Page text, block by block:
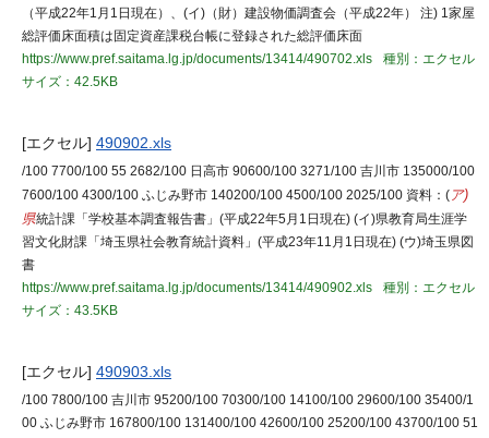
（平成22年1月1日現在）、(イ)（財）建設物価調査会（平成22年） 注) 1家屋
総評価床面積は固定資産課税台帳に登録された総評価床面
https://www.pref.saitama.lg.jp/documents/13414/490702.xls
種別：エクセル
サイズ：42.5KB
[エクセル] 490902.xls
/100 7700/100 55 2682/100 日高市 90600/100 3271/100 吉川市 135000/100
7600/100 4300/100 ふじみ野市 140200/100 4500/100 2025/100 資料：( ア)
県統計課「学校基本調査報告書」(平成22年5月1日現在) (イ)県教育局生涯学
習文化財課「埼玉県社会教育統計資料」(平成23年11月1日現在) (ウ)埼玉県図
書
https://www.pref.saitama.lg.jp/documents/13414/490902.xls
種別：エクセル
サイズ：43.5KB
[エクセル] 490903.xls
/100 7800/100 吉川市 95200/100 70300/100 14100/100 29600/100 35400/1
00 ふじみ野市 167800/100 131400/100 42600/100 25200/100 43700/100 51